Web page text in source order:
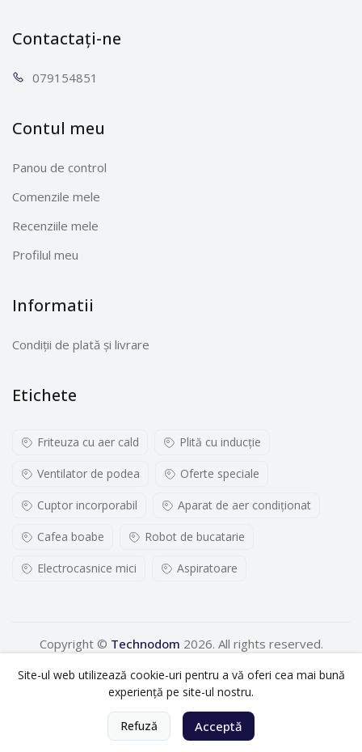
Categorii Coș
Contactați-ne
0791 54851
Contul meu
Panou de control
Comenzile mele
Recenziile mele
Profilul meu
Informatii
Condiții de plată și livrare
Etichete
Friteuza cu aer cald Plită cu inducţie
Ventilator de podea Oferte speciale
Cuptor incorporabil Aparat de aer condiționat
Cafea boabe Robot de bucatarie
Electrocasnice mici Aspiratoare
Copyright © Technodom 2026. All rights reserved.
Site-ul web utilizează cookie-uri pentru a vă oferi cea mai bună
experiență pe site-ul nostru.
Refuză Acceptă